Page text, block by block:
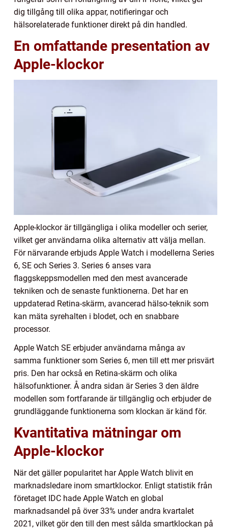
dig tillgång till olika appar, notifieringar och
hälsorelaterade funktioner direkt på din handled.
En omfattande presentation av
Apple-klockor
Apple-klockor är tillgängliga i olika modeller och serier,
vilket ger användarna olika alternativ att välja mellan.
För närvarande erbjuds Apple Watch i modellerna Series
6, SE och Series 3. Series 6 anses vara
flaggskeppsmodellen med den mest avancerade
tekniken och de senaste funktionerna. Det har en
uppdaterad Retina-skärm, avancerad hälso-teknik som
kan mäta syrehalten i blodet, och en snabbare
processor.
Apple Watch SE erbjuder användarna många av
samma funktioner som Series 6, men till ett mer prisvärt
pris. Den har också en Retina-skärm och olika
hälsofunktioner. Å andra sidan är Series 3 den äldre
modellen som fortfarande är tillgänglig och erbjuder de
grundläggande funktionerna som klockan är känd för.
Kvantitativa mätningar om
Apple-klockor
När det gäller popularitet har Apple Watch blivit en
marknadsledare inom smartklockor. Enligt statistik från
företaget IDC hade Apple Watch en global
marknadsandel på över 33% under andra kvartalet
2021, vilket gör den till den mest sålda smartklockan på